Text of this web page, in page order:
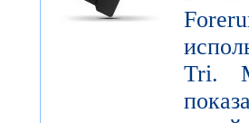
Tri.